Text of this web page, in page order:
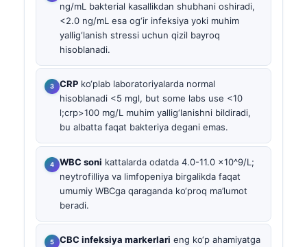
ng/mL bakterial kasallikdan shubhani oshiradi,
<2.0 ng/mL esa og‘ir infeksiya yoki muhim
yallig‘lanish stressi uchun qizil bayroq
hisoblanadi.
CRP ko‘plab laboratoriyalarda normal
hisoblanadi <5 mgl, but some labs use <10
l;crp>100 mg/L muhim yallig‘lanishni bildiradi,
bu albatta faqat bakteriya degani emas.
WBC soni kattalarda odatda 4.0-11.0 x10^9/L;
neytrofilliya va limfopeniya birgalikda faqat
umumiy WBCga qaraganda ko‘proq ma’lumot
beradi.
CBC infeksiya markerlari eng ko‘p ahamiyatga